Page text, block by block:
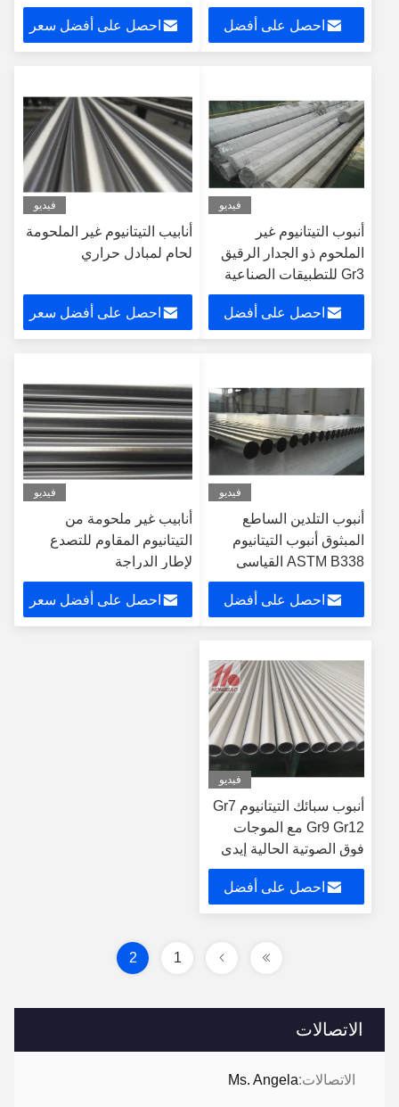
الاتصالات
الاتصالات:Ms. Angela
عالية للتآكل
احصل على أفضل
احصل على أفضل سعر
فيديو
أنبوب التيتانيوم غير
الملحوم ذو الجدار الرقيق
Gr3 للتطبيقات الصناعية
احصل على أفضل
فيديو
أنابيب التيتانيوم غير الملحومة
لحام لمبادل حراري
احصل على أفضل سعر
فيديو
أنبوب التلدين الساطع
المبثوق أنبوب التيتانيوم
ASTM B338 القياسي
احصل على أفضل
فيديو
أنابيب غير ملحومة من
التيتانيوم المقاوم للتصدع
لإطار الدراجة
احصل على أفضل سعر
فيديو
أنبوب سبائك التيتانيوم Gr7
Gr9 Gr12 مع الموجات
فوق الصوتية الحالية إيدي
احصل على أفضل
1
2